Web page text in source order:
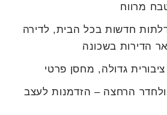
מרווח
חדשות בכל הבית, לדירה
הדירות בשכונה
גדולה, מחסן פרטי
הרחצה – הזדמנות לעצב